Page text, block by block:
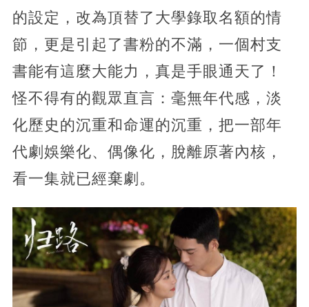
的設定，改為頂替了大學錄取名額的情
節，更是引起了書粉的不滿，一個村支
書能有這麼大能力，真是手眼通天了！
怪不得有的觀眾直言：毫無年代感，淡
化歷史的沉重和命運的沉重，把一部年
代劇娛樂化、偶像化，脫離原著內核，
看一集就已經棄劇。